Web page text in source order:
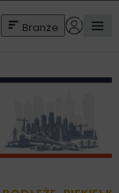
Branże